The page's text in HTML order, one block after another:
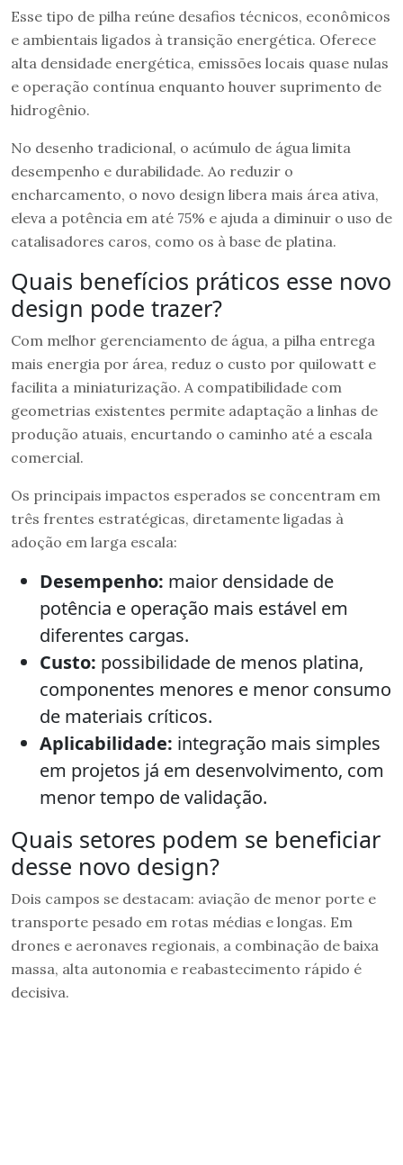
Esse tipo de pilha reúne desafios técnicos, econômicos
e ambientais ligados à transição energética. Oferece
alta densidade energética, emissões locais quase nulas
e operação contínua enquanto houver suprimento de
hidrogênio.
No desenho tradicional, o acúmulo de água limita
desempenho e durabilidade. Ao reduzir o
encharcamento, o novo design libera mais área ativa,
eleva a potência em até 75% e ajuda a diminuir o uso de
catalisadores caros, como os à base de platina.
Quais benefícios práticos esse novo
design pode trazer?
Com melhor gerenciamento de água, a pilha entrega
mais energia por área, reduz o custo por quilowatt e
facilita a miniaturização. A compatibilidade com
geometrias existentes permite adaptação a linhas de
produção atuais, encurtando o caminho até a escala
comercial.
Os principais impactos esperados se concentram em
três frentes estratégicas, diretamente ligadas à
adoção em larga escala:
Desempenho: maior densidade de
potência e operação mais estável em
diferentes cargas.
Custo: possibilidade de menos platina,
componentes menores e menor consumo
de materiais críticos.
Aplicabilidade: integração mais simples
em projetos já em desenvolvimento, com
menor tempo de validação.
Quais setores podem se beneficiar
desse novo design?
Dois campos se destacam: aviação de menor porte e
transporte pesado em rotas médias e longas. Em
drones e aeronaves regionais, a combinação de baixa
massa, alta autonomia e reabastecimento rápido é
decisiva.